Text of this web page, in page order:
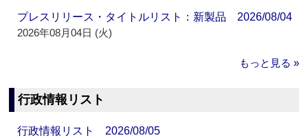
プレスリリース・タイトルリスト：新製品 2026/08/04
2026年08月04日 (火)
もっと見る »
行政情報リスト
行政情報リスト 2026/08/05